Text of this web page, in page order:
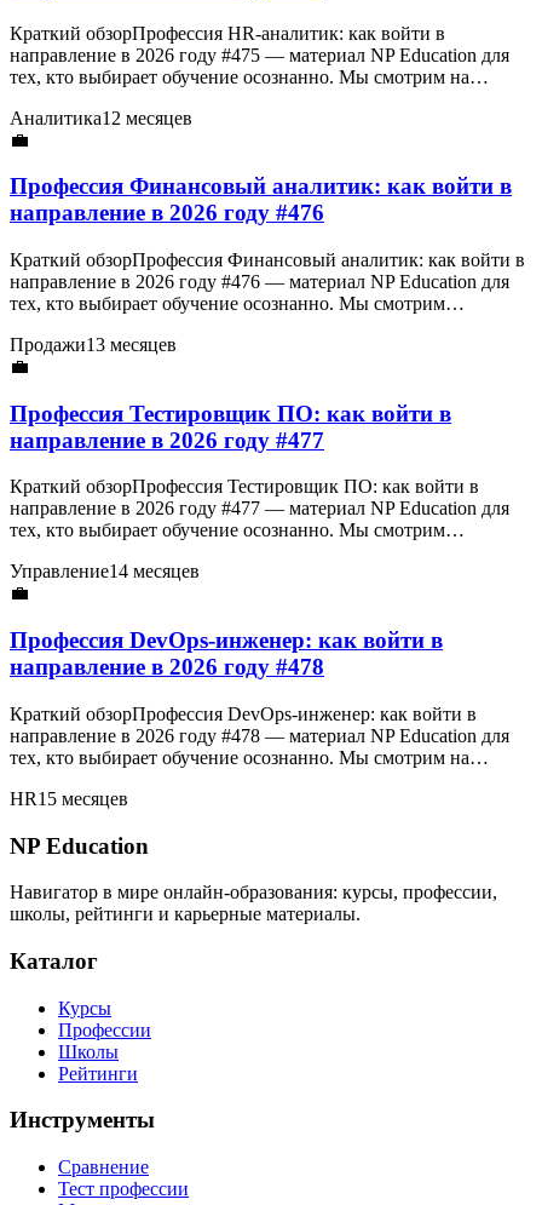
Краткий обзорПрофессия HR-аналитик: как войти в
направление в 2026 году #475 — материал NP Education для
тех, кто выбирает обучение осознанно. Мы смотрим на…
Аналитика12 месяцев
💼
Профессия Финансовый аналитик: как войти в
направление в 2026 году #476
Краткий обзорПрофессия Финансовый аналитик: как войти в
направление в 2026 году #476 — материал NP Education для
тех, кто выбирает обучение осознанно. Мы смотрим…
Продажи13 месяцев
💼
Профессия Тестировщик ПО: как войти в
направление в 2026 году #477
Краткий обзорПрофессия Тестировщик ПО: как войти в
направление в 2026 году #477 — материал NP Education для
тех, кто выбирает обучение осознанно. Мы смотрим…
Управление14 месяцев
💼
Профессия DevOps-инженер: как войти в
направление в 2026 году #478
Краткий обзорПрофессия DevOps-инженер: как войти в
направление в 2026 году #478 — материал NP Education для
тех, кто выбирает обучение осознанно. Мы смотрим на…
HR15 месяцев
NP Education
Навигатор в мире онлайн-образования: курсы, профессии,
школы, рейтинги и карьерные материалы.
Каталог
Курсы
Профессии
Школы
Рейтинги
Инструменты
Сравнение
Тест профессии